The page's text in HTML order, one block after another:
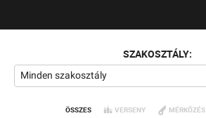
SZAKOSZTÁLY:
Minden szakosztály
ÖSSZES VERSENY MÉRKŐZÉS